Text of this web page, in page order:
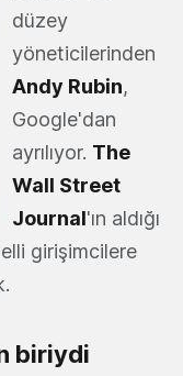
düzey
yöneticilerinden
Andy Rubin,
Google'dan
ayrılıyor. The
Wall Street
Journal'ın aldığı
girişimcilere
biriydi